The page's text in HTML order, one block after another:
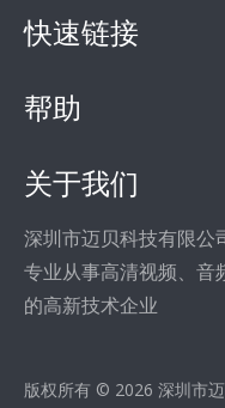
快速链接
帮助
关于我们
深圳市迈贝科技有限公
专业从事高清视频、音
的高新技术企业
版权所有 © 2026 深圳市